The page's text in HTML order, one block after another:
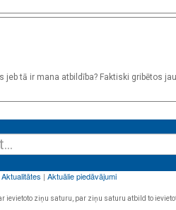
tā ir mana atbildība? Faktiski gribētos
ievietoto ziņu saturu, par ziņu saturu atbild to